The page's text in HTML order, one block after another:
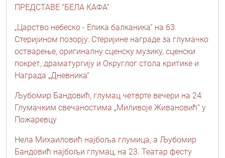
ПРЕДСТАВЕ “БЕЛА КАФА”
„Царство небеско - Епика балканика“ на 63.
Стеријином позорју: Стеријине награде за глумачко
остварење, оригиналну сценску музику, сценски
покрет, драматургију и Округлог стола критике и
Награда „Дневника“
Љубомир Бандовић, глумац четврте вечери на 24.
Глумачким свечаностима „Миливоје Живановић“ у
Пожаревцу
Нела Михаиловић најбоља глумица, а Љубомир
Бандовић најбољи глумац, на 23. Театар фесту